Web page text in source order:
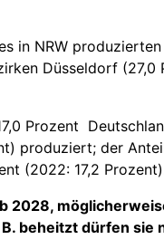
NRW
Düsseldorf (27,0
Prozent
produziert; der
(2022: 17,2
2028,
beheitzt dürfen